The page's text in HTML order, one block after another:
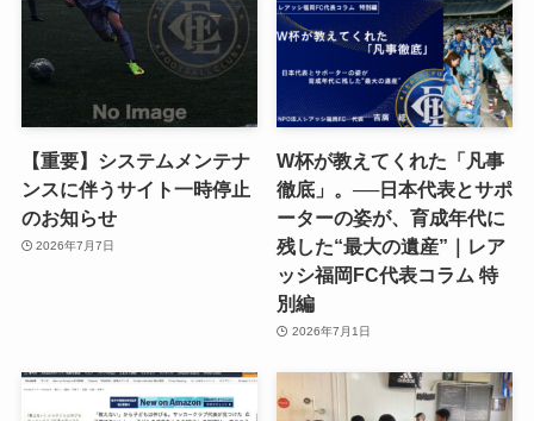
【重要】システムメンテナ
ンスに伴うサイト一時停止
のお知らせ
2026年7月7日
W杯が教えてくれた「凡事
徹底」。──日本代表とサポ
ーターの姿が、育成年代に
残した“最大の遺産”｜レア
ッシ福岡FC代表コラム 特
別編
2026年7月1日